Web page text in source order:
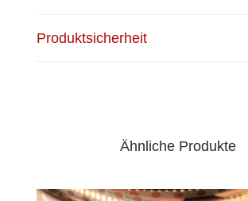
Produktsicherheit
Ähnliche Produkte